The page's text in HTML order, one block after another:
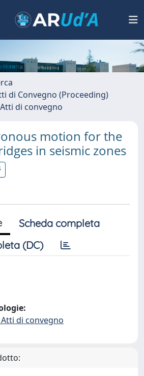
di Convegno (Proceeding)
di convegno
motion for the
in seismic zones
Scheda completa
(DC)
di convegno